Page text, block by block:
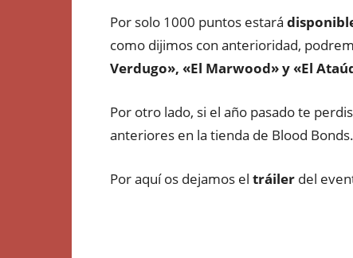
Por solo 1000 puntos estará
como dijimos con anterioridad,
Verdugo», «El Marwood» y «El
Por otro lado, si el año pasado te
anteriores en la tienda de Blood Bonds.
Por aquí os dejamos el tráiler del